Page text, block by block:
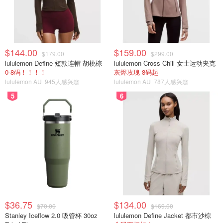
$144.00 $179.00
lululemon Define 短款连帽 胡桃棕
0-8码！！！！
lululemon AU 945人感兴趣
$159.00 $299.00
lululemon Cross Chill 女士运动夹克
灰烬玫瑰 8码起
lululemon AU 787人感兴趣
5
$36.75 $70.00
Stanley Iceflow 2.0 吸管杯 30oz
6
$134.00 $169.00
lululemon Define Jacket 都市沙棕